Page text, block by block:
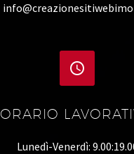


ORARIO
Lunedì-Venerdì: